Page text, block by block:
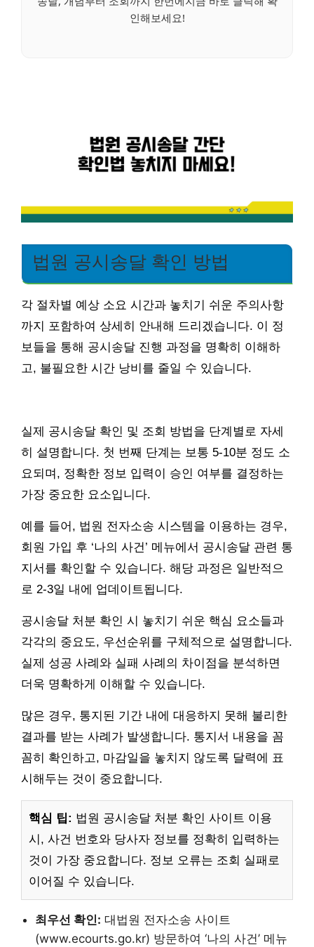
인해보세요!
법원 공시송달 확인 방법
각 절차별 예상 소요 시간과 놓치기 쉬운 주의사항
까지 포함하여 상세히 안내해 드리겠습니다. 이 정
보들을 통해 공시송달 진행 과정을 명확히 이해하
고, 불필요한 시간 낭비를 줄일 수 있습니다.
실제 공시송달 확인 및 조회 방법을 단계별로 자세
히 설명합니다. 첫 번째 단계는 보통 5-10분 정도 소
요되며, 정확한 정보 입력이 승인 여부를 결정하는
가장 중요한 요소입니다.
예를 들어, 법원 전자소송 시스템을 이용하는 경우,
회원 가입 후 ‘나의 사건’ 메뉴에서 공시송달 관련 통
지서를 확인할 수 있습니다. 해당 과정은 일반적으
로 2-3일 내에 업데이트됩니다.
공시송달 처분 확인 시 놓치기 쉬운 핵심 요소들과
각각의 중요도, 우선순위를 구체적으로 설명합니다.
실제 성공 사례와 실패 사례의 차이점을 분석하면
더욱 명확하게 이해할 수 있습니다.
많은 경우, 통지된 기간 내에 대응하지 못해 불리한
결과를 받는 사례가 발생합니다. 통지서 내용을 꼼
꼼히 확인하고, 마감일을 놓치지 않도록 달력에 표
시해두는 것이 중요합니다.
핵심 팁: 법원 공시송달 처분 확인 사이트 이용
시, 사건 번호와 당사자 정보를 정확히 입력하는
것이 가장 중요합니다. 정보 오류는 조회 실패로
이어질 수 있습니다.
최우선 확인: 대법원 전자소송 사이트
(www.ecourts.go.kr) 방문하여 ‘나의 사건’ 메뉴